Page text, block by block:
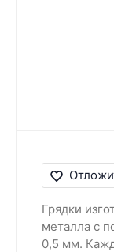
Грядки
металла с
0,5 мм.